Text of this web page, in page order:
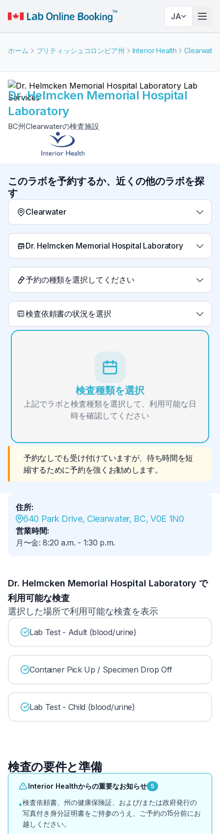
JA
ナビ
ホーム ブリティッシュコロンビア州 Interior Health Clearwater
Dr. Helmcken Memorial Hospital
Laboratory
BC州Clearwaterの検査施設
このラボを予約するか、近くの他のラボを探
す
Clearwater
Dr. Helmcken Memorial Hospital Laboratory
予約の種類を選択してください
検査依頼書の状況を選択
検査種類を選択
上記でラボと検査種類を選択して、利用可能な日
時を確認してください
予約なしでも受け付けていますが、待ち時間を短
縮するために予約を強くお勧めします。
住所:
640 Park Drive, Clearwater, BC, V0E 1N0
営業時間:
月〜金: 8:20 a.m. - 1:30 p.m.
Dr. Helmcken Memorial Hospital Laboratory で
利用可能な検査
選択した場所で利用可能な検査を表示
Lab Test - Adult (blood/urine)
Container Pick Up / Specimen Drop Off
Lab Test - Child (blood/urine)
検査の要件と準備
Interior Healthからの重要なお知らせ 5
•検査依頼書、州の健康保険証、および/または政府発行の
写真付き身分証明書をご持参のうえ、ご予約の15分前にお
越しください。